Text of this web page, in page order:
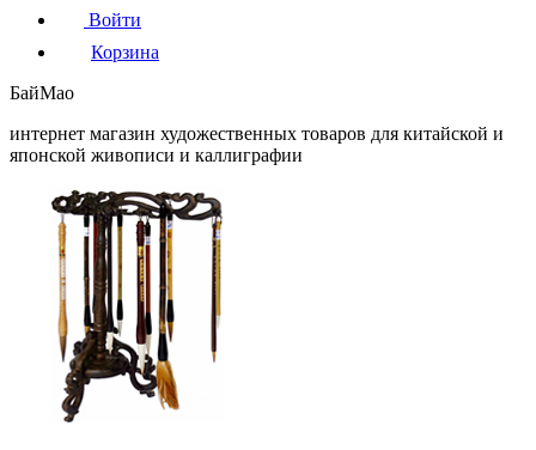
Войти
Корзина
БайМао
интернет магазин художественных товаров для китайской и
японской живописи и каллиграфии